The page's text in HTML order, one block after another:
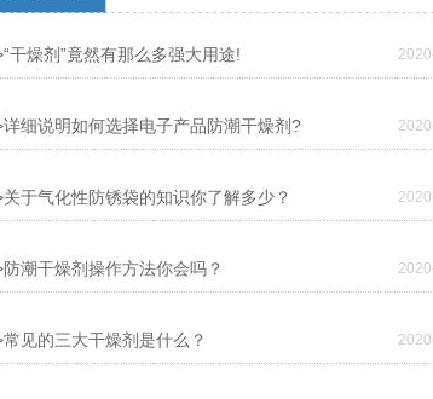
干燥剂”竟然有那么多强大用途!
详细说明如何选择电子产品防潮干燥剂?
关于气化性防锈袋的知识你了解多少？
防潮干燥剂操作方法你会吗？
常见的三大干燥剂是什么？